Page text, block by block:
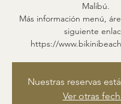
Malibú.
Más información menú,
siguiente
https://
Nuestras reservas
Ver otras